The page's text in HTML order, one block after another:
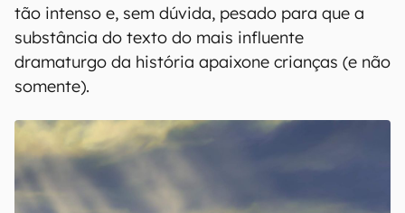
tão intenso e, sem dúvida, pesado para que a
substância do texto do mais influente
dramaturgo da história apaixone crianças (e não
somente).